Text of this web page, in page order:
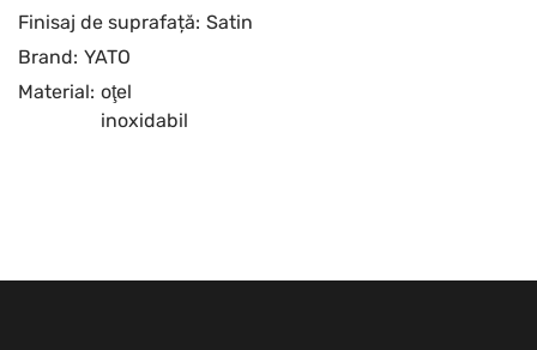
Finisaj de suprafață: Satin
Brand: YATO
Material: oţel
inoxidabil